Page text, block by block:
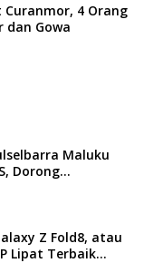
Curanmor, 4 Orang
dan Gowa
Maluku
Dorong
Z Fold8, atau
Lipat Terbaik